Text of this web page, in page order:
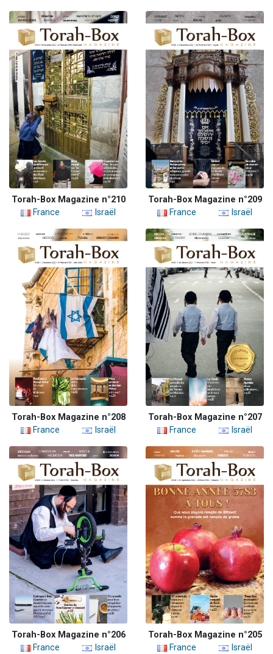
Torah-Box Magazine n°210
France
Israël
Torah-Box Magazine n°209
France
Israël
Torah-Box Magazine n°208
France
Israël
Torah-Box Magazine n°207
France
Israël
Torah-Box Magazine n°206
France
Israël
Torah-Box Magazine n°205
France
Israël